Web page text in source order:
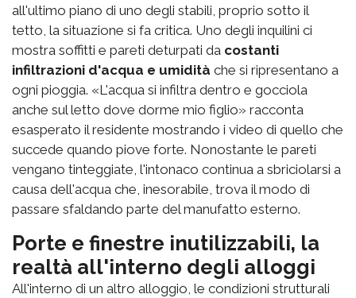
all'ultimo piano di uno degli stabili, proprio sotto il
tetto, la situazione si fa critica. Uno degli inquilini ci
mostra soffitti e pareti deturpati da costanti
infiltrazioni d'acqua e umidità che si ripresentano a
ogni pioggia. «L'acqua si infiltra dentro e gocciola
anche sul letto dove dorme mio figlio» racconta
esasperato il residente mostrando i video di quello che
succede quando piove forte. Nonostante le pareti
vengano tinteggiate, l'intonaco continua a sbriciolarsi a
causa dell'acqua che, inesorabile, trova il modo di
passare sfaldando parte del manufatto esterno.
Porte e finestre inutilizzabili, la
realtà all'interno degli alloggi
All'interno di un altro alloggio, le condizioni strutturali